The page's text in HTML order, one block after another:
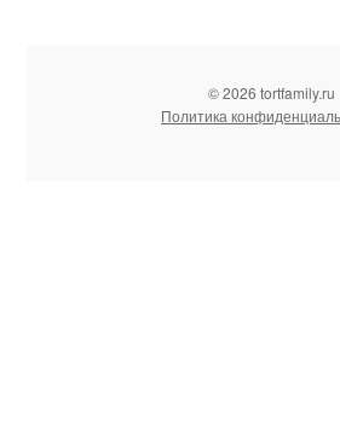
© 2026 tortfamily.ru
Политика